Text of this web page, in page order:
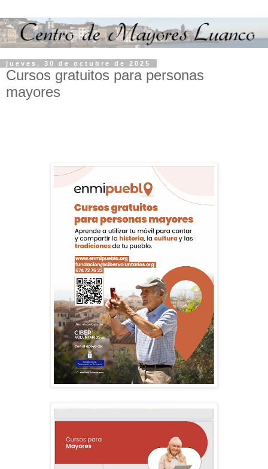
jueves, 30 de octubre de 2025
Cursos gratuitos para personas
mayores